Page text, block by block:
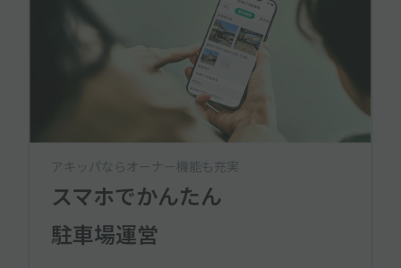
アキッパならオーナー機能も充実
スマホでかんたん
駐車場運営